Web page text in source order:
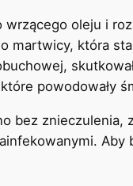
oleju i
martwicy, która
powodowały
bez znieczulenia,